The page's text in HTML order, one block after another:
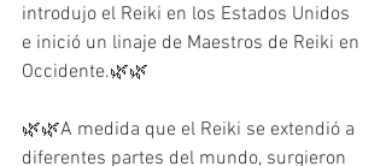
introdujo el Reiki en los Estados Unidos
e inició un linaje de Maestros de Reiki en
Occidente.🌿🌿
🌿🌿A medida que el Reiki se extendió a
diferentes partes del mundo, surgieron